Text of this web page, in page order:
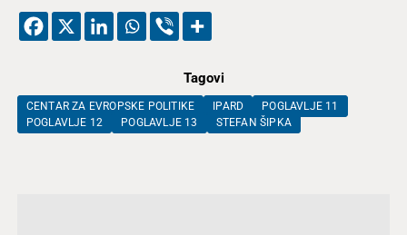
Tagovi
CENTAR ZA EVROPSKE POLITIKE IPARD
POGLAVLJE 11
POGLAVLJE 12
POGLAVLJE 13 STEFAN ŠIPKA